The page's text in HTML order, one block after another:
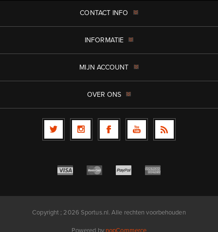
CONTACT INFO
INFORMATIE
MIJN ACCOUNT
OVER ONS
Copyright ; 2026 Sportus.nl. Alle rechten voorbehouden
Powered by nopCommerce